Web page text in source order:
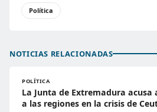
Política
NOTICIAS RELACIONADAS
POLÍTICA
La Junta de Extremadura acusa
a las regiones en la crisis de